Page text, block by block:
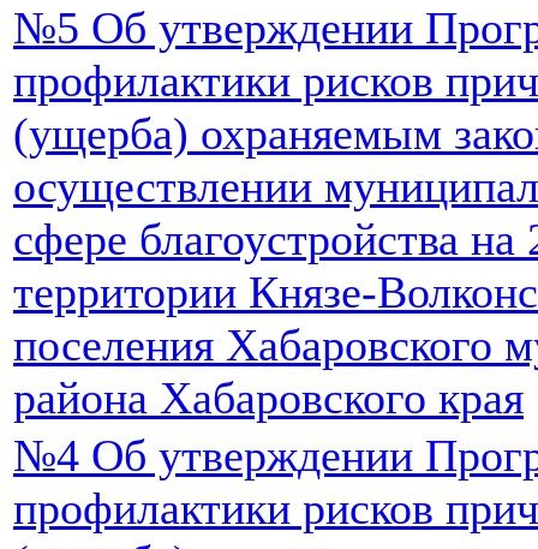
№5 Об утверждении
профилактики рисков
(ущерба) охраняемым
осуществлении
сфере благоустройства
территории Князе-
поселения Хабаровского
района Хабаровского края
№4 Об утверждении
профилактики рисков